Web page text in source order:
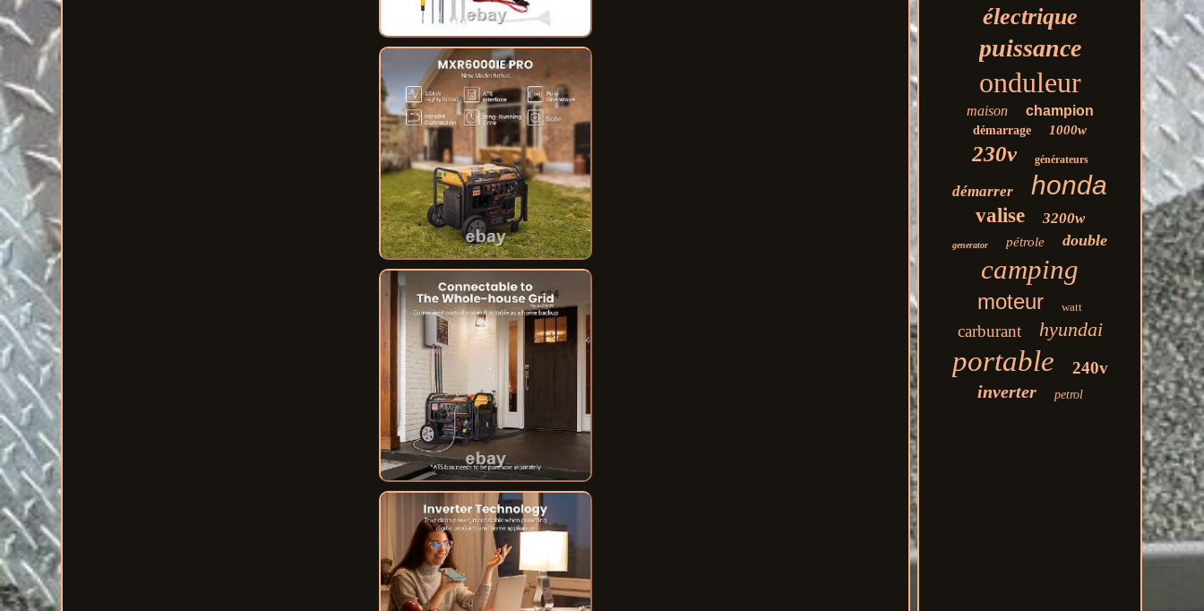
électrique
puissance
onduleur
maison champion
démarrage 1000w
230v générateurs
démarrer honda
valise 3200w
generator pétrole double
camping
moteur watt
carburant hyundai
portable 240v
inverter petrol